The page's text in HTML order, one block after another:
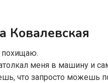
Ковалевская
похищаю.
меня в машину и
что запросто можешь